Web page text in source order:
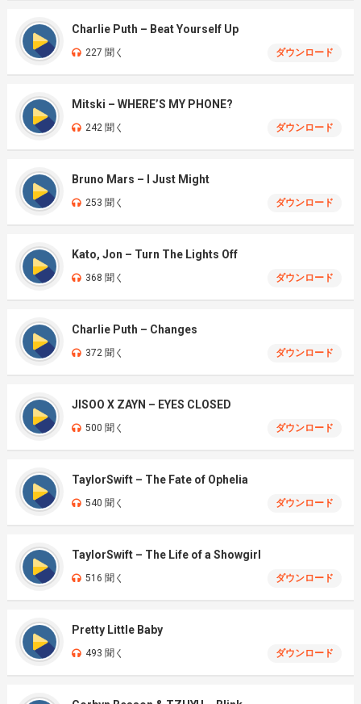
Charlie Puth – Beat Yourself Up
227 聞く ダウンロード
Mitski – WHERE’S MY PHONE?
242 聞く ダウンロード
Bruno Mars – I Just Might
253 聞く ダウンロード
Kato, Jon – Turn The Lights Off
368 聞く ダウンロード
Charlie Puth – Changes
372 聞く ダウンロード
JISOO X ZAYN – EYES CLOSED
500 聞く ダウンロード
TaylorSwift – The Fate of Ophelia
540 聞く ダウンロード
TaylorSwift – The Life of a Showgirl
516 聞く ダウンロード
Pretty Little Baby
493 聞く ダウンロード